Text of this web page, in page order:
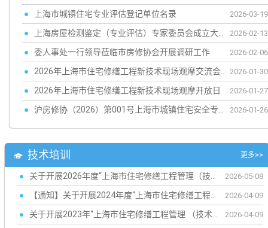
上海市城镇住宅专业评估登记单位名录 2026-03-19
上海房屋检测鉴定（专业评估）专家委员会成立大会顺利召开 2026-02-13
委人事处一行领导莅临市房修协会开展调研工作 2026-02-06
2026年上海市住宅修缮工程新技术现场观摩交流会顺利召开 2026-01-30
2026年上海市住宅修缮工程新技术现场观摩开放日 2026-01-27
2026-01-26
技术培训 更多>>
2026-05-08
2026-04-09
2026-04-09